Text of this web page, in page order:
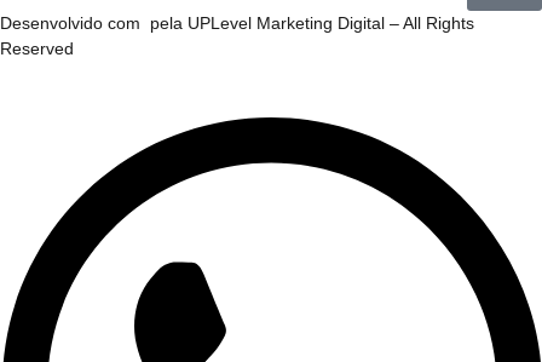
Desenvolvido com pela UPLevel Marketing Digital – All Rights
Reserved